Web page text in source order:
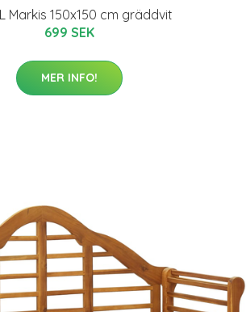
Markis 150x150 cm gräddvit
699 SEK
MER INFO!